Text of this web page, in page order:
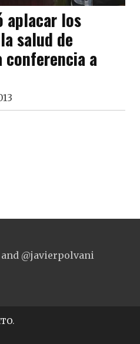
aplacar los
salud de
conferencia a
and @javierpolvani
.